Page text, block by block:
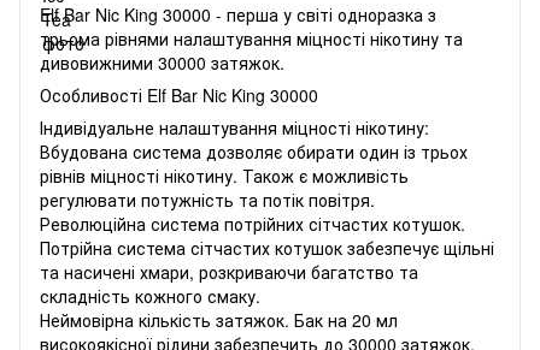
Elf Bar Nic King 30000 - перша у світі одноразка з
трьома рівнями налаштування міцності нікотину та
дивовижними 30000 затяжок.
Особливості Elf Bar Nic King 30000
Індивідуальне налаштування міцності нікотину:
Вбудована система дозволяє обирати один із трьох
рівнів міцності нікотину. Також є можливість
регулювати потужність та потік повітря.
Революційна система потрійних сітчастих котушок.
Потрійна система сітчастих котушок забезпечує щільні
та насичені хмари, розкриваючи багатство та
складність кожного смаку.
Неймовірна кількість затяжок. Бак на 20 мл
високоякісної рідини забезпечить до 30000 затяжок.